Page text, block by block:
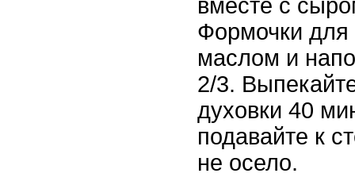
вместе с
Формочки
маслом и
2/3.
духовки 40
подавайте к
не осело.